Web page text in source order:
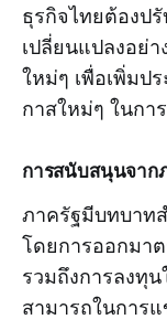
ธุรกิจไทยต้องป
เปลี่ยนแปลงอย่า
ใหม่ๆ เพื่อเพิ่มป
กาสใหม่ๆ ในกา
การสนับสนุนจาก
ภาครัฐมีบทบาท
โดยการออกมา
รวมถึงการลงทุ
สามารถในการ